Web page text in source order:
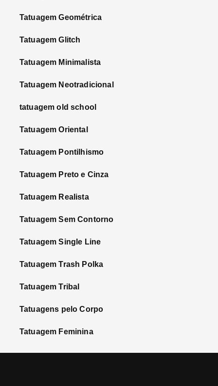
Tatuagem Geométrica
Tatuagem Glitch
Tatuagem Minimalista
Tatuagem Neotradicional
tatuagem old school
Tatuagem Oriental
Tatuagem Pontilhismo
Tatuagem Preto e Cinza
Tatuagem Realista
Tatuagem Sem Contorno
Tatuagem Single Line
Tatuagem Trash Polka
Tatuagem Tribal
Tatuagens pelo Corpo
Tatuagem Feminina